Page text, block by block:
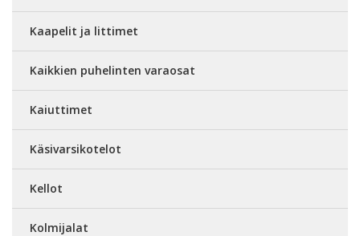
Kaapelit ja littimet
Kaikkien puhelinten varaosat
Kaiuttimet
Käsivarsikotelot
Kellot
Kolmijalat